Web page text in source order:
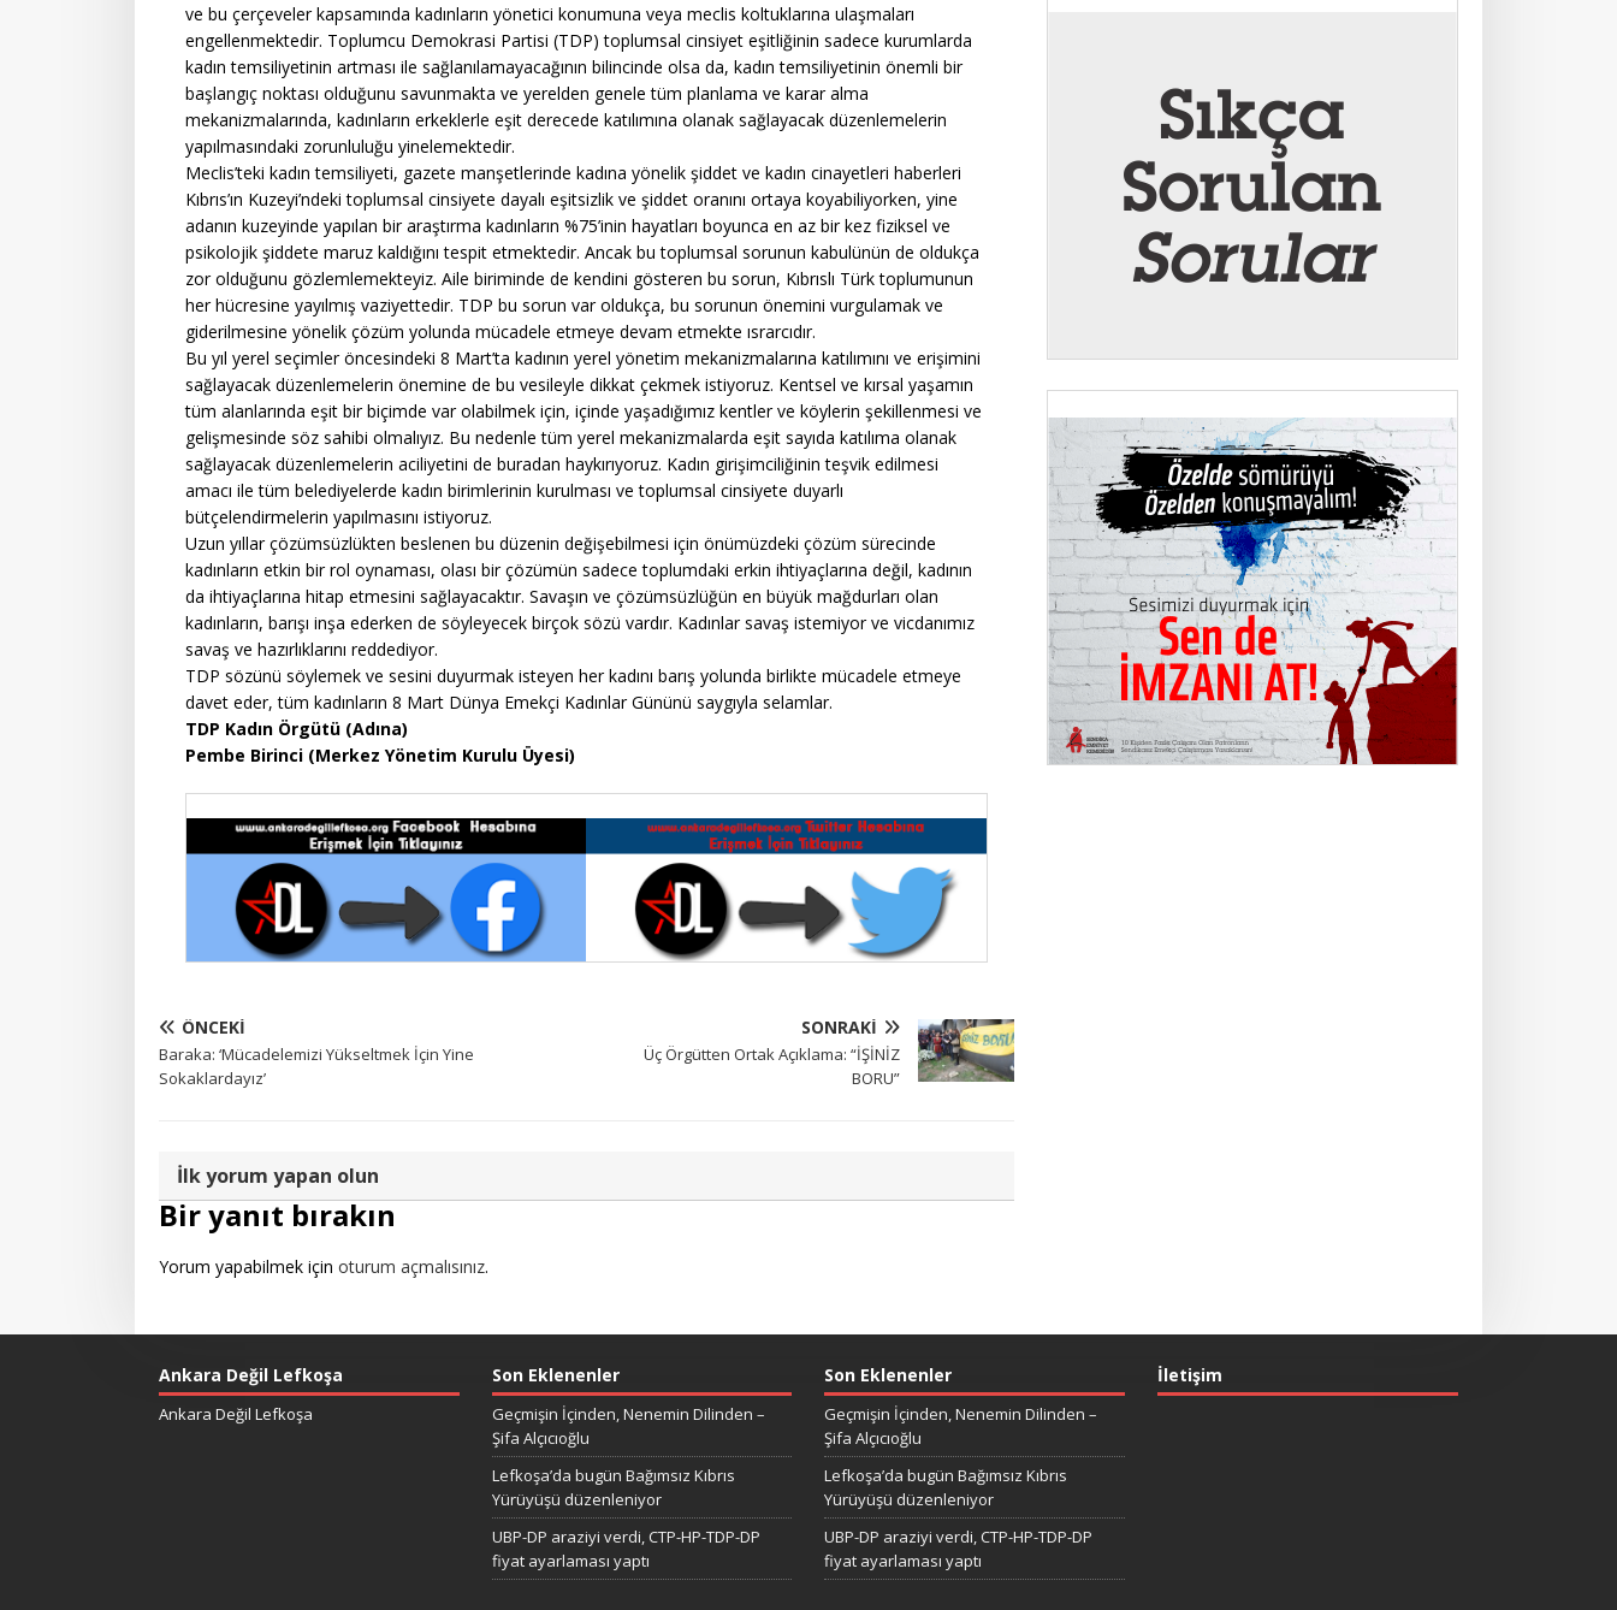
ve bu çerçeveler kapsamında kadınların yönetici konumuna veya meclis koltuklarına ulaşmaları
engellenmektedir. Toplumcu Demokrasi Partisi (TDP) toplumsal cinsiyet eşitliğinin sadece kurumlarda
kadın temsiliyetinin artması ile sağlanılamayacağının bilincinde olsa da, kadın temsiliyetinin önemli bir
başlangıç noktası olduğunu savunmakta ve yerelden genele tüm planlama ve karar alma
mekanizmalarında, kadınların erkeklerle eşit derecede katılımına olanak sağlayacak düzenlemelerin
yapılmasındaki zorunluluğu yinelemektedir.
Meclis’teki kadın temsiliyeti, gazete manşetlerinde kadına yönelik şiddet ve kadın cinayetleri haberleri
Kıbrıs’ın Kuzeyi’ndeki toplumsal cinsiyete dayalı eşitsizlik ve şiddet oranını ortaya koyabiliyorken, yine
adanın kuzeyinde yapılan bir araştırma kadınların %75’inin hayatları boyunca en az bir kez fiziksel ve
psikolojik şiddete maruz kaldığını tespit etmektedir. Ancak bu toplumsal sorunun kabulünün de oldukça
zor olduğunu gözlemlemekteyiz. Aile biriminde de kendini gösteren bu sorun, Kıbrıslı Türk toplumunun
her hücresine yayılmış vaziyettedir. TDP bu sorun var oldukça, bu sorunun önemini vurgulamak ve
giderilmesine yönelik çözüm yolunda mücadele etmeye devam etmekte ısrarcıdır.
Bu yıl yerel seçimler öncesindeki 8 Mart’ta kadının yerel yönetim mekanizmalarına katılımını ve erişimini
sağlayacak düzenlemelerin önemine de bu vesileyle dikkat çekmek istiyoruz. Kentsel ve kırsal yaşamın
tüm alanlarında eşit bir biçimde var olabilmek için, içinde yaşadığımız kentler ve köylerin şekillenmesi ve
gelişmesinde söz sahibi olmalıyız. Bu nedenle tüm yerel mekanizmalarda eşit sayıda katılıma olanak
sağlayacak düzenlemelerin aciliyetini de buradan haykırıyoruz. Kadın girişimciliğinin teşvik edilmesi
amacı ile tüm belediyelerde kadın birimlerinin kurulması ve toplumsal cinsiyete duyarlı
bütçelendirmelerin yapılmasını istiyoruz.
Uzun yıllar çözümsüzlükten beslenen bu düzenin değişebilmesi için önümüzdeki çözüm sürecinde
kadınların etkin bir rol oynaması, olası bir çözümün sadece toplumdaki erkin ihtiyaçlarına değil, kadının
da ihtiyaçlarına hitap etmesini sağlayacaktır. Savaşın ve çözümsüzlüğün en büyük mağdurları olan
kadınların, barışı inşa ederken de söyleyecek birçok sözü vardır. Kadınlar savaş istemiyor ve vicdanımız
savaş ve hazırlıklarını reddediyor.
TDP sözünü söylemek ve sesini duyurmak isteyen her kadını barış yolunda birlikte mücadele etmeye
davet eder, tüm kadınların 8 Mart Dünya Emekçi Kadınlar Gününü saygıyla selamlar.
TDP Kadın Örgütü (Adına)
Pembe Birinci (Merkez Yönetim Kurulu Üyesi)
ÖNCEKI
Baraka: ‘Mücadelemizi Yükseltmek İçin Yine
Sokaklardayız’
SONRAKI
Üç Örgütten Ortak Açıklama: “İŞİNİZ
BORU”
İlk yorum yapan olun
Bir yanıt bırakın
Yorum yapabilmek için oturum açmalısınız.
Ankara Değil Lefkoşa
Ankara Değil Lefkoşa
Son Eklenenler
Geçmişin İçinden, Nenemin Dilinden –
Şifa Alçıcıoğlu
Lefkoşa’da bugün Bağımsız Kıbrıs
Yürüyüşü düzenleniyor
UBP-DP araziyi verdi, CTP-HP-TDP-DP
fiyat ayarlaması yaptı
Son Eklenenler
Geçmişin İçinden, Nenemin Dilinden –
Şifa Alçıcıoğlu
Lefkoşa’da bugün Bağımsız Kıbrıs
Yürüyüşü düzenleniyor
UBP-DP araziyi verdi, CTP-HP-TDP-DP
fiyat ayarlaması yaptı
İletişim